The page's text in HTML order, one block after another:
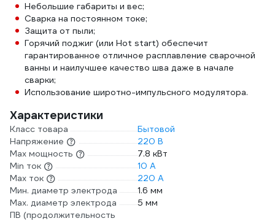
Небольшие габариты и вес;
Сварка на постоянном токе;
Защита от пыли;
Горячий поджиг (или Hot start) обеспечит
гарантированное отличное расплавление сварочной
ванны и наилучшее качество шва даже в начале
сварки;
Использование широтно-импульсного модулятора.
Характеристики
Класс товара
Бытовой
Напряжение
220 В
Max мощность
7.8 кВт
Min ток
10 А
Max ток
220 А
Мин. диаметр электрода
1.6 мм
Мах. диаметр электрода
5 мм
ПВ (продолжительность